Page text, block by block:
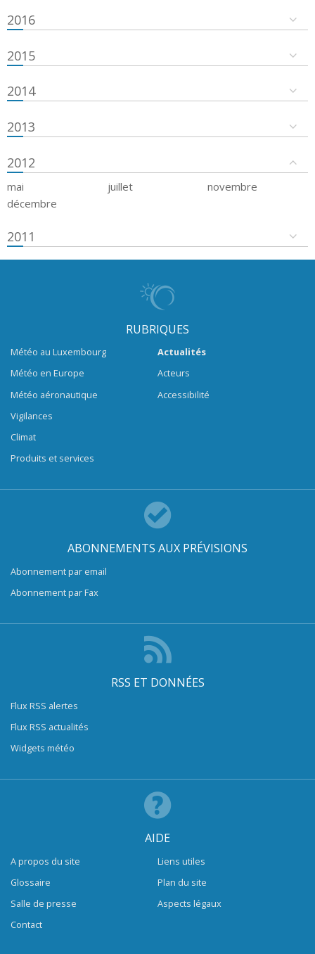
2016
2015
2014
2013
2012
mai juillet
novembre
décembre
2011
RUBRIQUES
Météo au Luxembourg
Météo en Europe
Météo aéronautique
Vigilances
Climat
Produits et services
Actualités
Acteurs
Accessibilité
ABONNEMENTS AUX PRÉVISIONS
Abonnement par email
Abonnement par Fax
RSS ET DONNÉES
Flux RSS alertes
Flux RSS actualités
Widgets météo
AIDE
A propos du site
Glossaire
Salle de presse
Contact
Liens utiles
Plan du site
Aspects légaux